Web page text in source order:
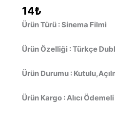
14₺
Ürün Türü : Sinema Filmi
Ürün Özelliği : Türkçe
Ürün Durumu :
Ürün Kargo : Alıcı Ödemeli